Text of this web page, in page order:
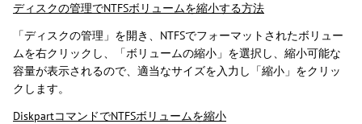
ディスクの管理でNTFSボリュームを縮小する方法
「ディスクの管理」を開き、NTFSでフォーマットされたボリュー
ムを右クリックし、「ボリュームの縮小」を選択し、縮小可能な
容量が表示されるので、適当なサイズを入力し「縮小」をクリッ
クします。
DiskpartコマンドでNTFSボリュームを縮小